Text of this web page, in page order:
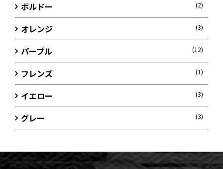
ボルドー (2)
オレンジ (3)
パープル (12)
フレンズ (1)
イエロー (3)
グレー (3)